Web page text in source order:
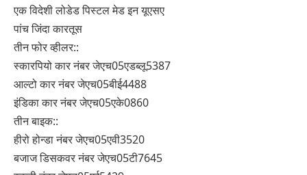
एक विदेशी लोडेड पिस्टल मेड इन यूएसए
पांच जिंदा कारतूस
तीन फोर व्हीलर::
स्कारपियो कार नंबर जेएच05एडब्लू5387
आल्टो कार नंबर जेएच05बीई4488
इंडिका कार नंबर जेएच05एके0860
तीन बाइक::
हीरो होन्डा नंबर जेएच05एवी3520
बजाज डिसकवर नंबर जेएच05टी7645